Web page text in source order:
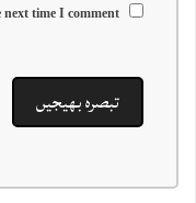
time I comment.